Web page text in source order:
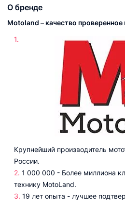
О бренде
Motoland – качество
Крупнейший производитель
России.
1 000 000 - Более миллиона
технику MotoLand.
19 лет опыта - лучшее